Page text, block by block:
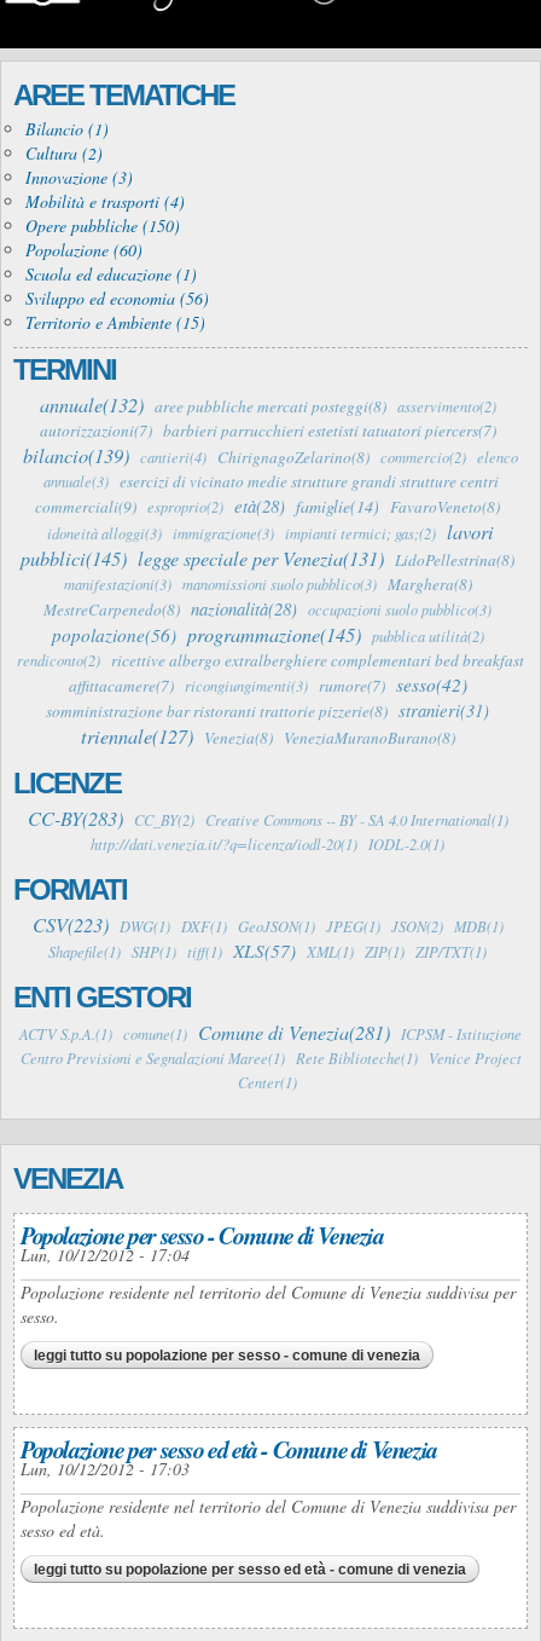
AREE TEMATICHE
Bilancio (1)
Cultura (2)
Innovazione (3)
Mobilità e trasporti (4)
Opere pubbliche (150)
Popolazione (60)
Scuola ed educazione (1)
Sviluppo ed economia (56)
Territorio e Ambiente (15)
TERMINI
annuale(132) aree pubbliche mercati posteggi(8) asservimento(2)
autorizzazioni(7) barbieri parrucchieri estetisti tatuatori piercers(7)
bilancio(139) cantieri(4) ChirignagoZelarino(8) commercio(2) elenco
annuale(3) esercizi di vicinato medie strutture grandi strutture centri
commerciali(9) esproprio(2) età(28) famiglie(14) FavaroVeneto(8)
idoneità alloggi(3) immigrazione(3) impianti termici; gas;(2) lavori
pubblici(145) legge speciale per Venezia(131) LidoPellestrina(8)
manifestazioni(3) manomissioni suolo pubblico(3) Marghera(8)
MestreCarpenedo(8) nazionalità(28) occupazioni suolo pubblico(3)
popolazione(56) programmazione(145) pubblica utilità(2)
rendiconto(2) ricettive albergo extralberghiere complementari bed breakfast
affittacamere(7)
ricongiungimenti(3) rumore(7) sesso(42)
somministrazione bar ristoranti trattorie pizzerie(8) stranieri(31)
triennale(127) Venezia(8) VeneziaMuranoBurano(8)
LICENZE
CC-BY(283) CC_BY(2)
Creative Commons -- BY - SA 4.0 International(1)
http://dati.venezia.it/?q=licenza/iodl-20(1)
IODL-2.0(1)
FORMATI
CSV(223) DWG(1) DXF(1) GeoJSON(1) JPEG(1) JSON(2)
MDB(1)
Shapefile(1) SHP(1) tiff(1) XLS(57) XML(1) ZIP(1) ZIP/TXT(1)
ENTI GESTORI
ACTV S.p.A.(1) comune(1) Comune di Venezia(281)
ICPSM - Istituzione
Centro Previsioni e Segnalazioni Maree(1)
Rete Biblioteche(1)
Venice Project
Center(1)
VENEZIA
Popolazione per sesso - Comune di Venezia
Lun, 10/12/2012 - 17:04
Popolazione residente nel territorio del Comune di Venezia suddivisa per
sesso.
leggi tutto su popolazione per sesso - comune di venezia
Popolazione per sesso ed età - Comune di Venezia
Lun, 10/12/2012 - 17:03
Popolazione residente nel territorio del Comune di Venezia suddivisa per
sesso ed età.
leggi tutto su popolazione per sesso ed età - comune di venezia